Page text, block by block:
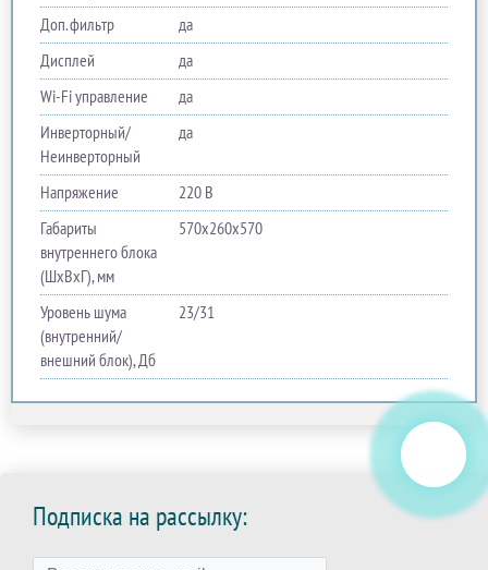
Доп. фильтр
да
Дисплей
да
Wi-Fi управление
да
Инверторный/
Неинверторный
да
Напряжение
220 В
Габариты
внутреннего блока
(ШхВхГ), мм
570х260х570
Уровень шума
(внутренний/
внешний блок), Дб
23/31
Подписка на рассылку: